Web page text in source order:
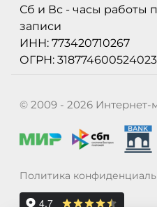
Сб и Вс - часы работы
записи
ИНН: 773420710267
ОГРН: 318774600524023
© 2009 - 2026
Политика